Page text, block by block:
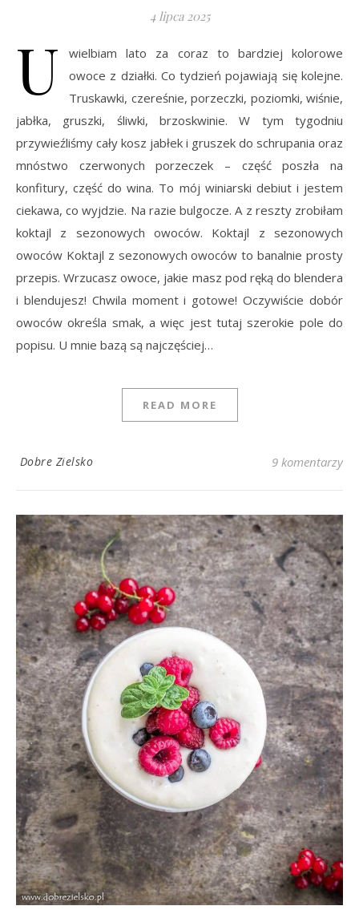
4 lipca 2025
U
wielbiam lato za coraz to bardziej kolorowe
owoce z działki. Co tydzień pojawiają się kolejne.
Truskawki, czereśnie, porzeczki, poziomki, wiśnie,
jabłka, gruszki, śliwki, brzoskwinie. W tym tygodniu
przywieźliśmy cały kosz jabłek i gruszek do schrupania oraz
mnóstwo czerwonych porzeczek – część poszła na
konfitury, część do wina. To mój winiarski debiut i jestem
ciekawa, co wyjdzie. Na razie bulgocze. A z reszty zrobiłam
koktajl z sezonowych owoców. Koktajl z sezonowych
owoców Koktajl z sezonowych owoców to banalnie prosty
przepis. Wrzucasz owoce, jakie masz pod ręką do blendera
i blendujesz! Chwila moment i gotowe! Oczywiście dobór
owoców określa smak, a więc jest tutaj szerokie pole do
popisu. U mnie bazą są najczęściej…
READ MORE
Dobre Zielsko 9 komentarzy